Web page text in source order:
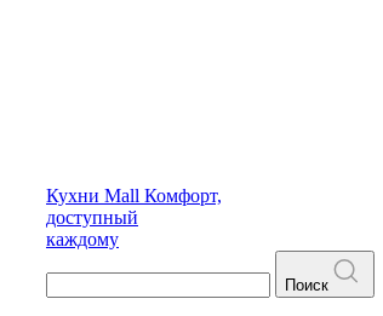
Кухни Mall Комфорт,
доступный
каждому
Поиск